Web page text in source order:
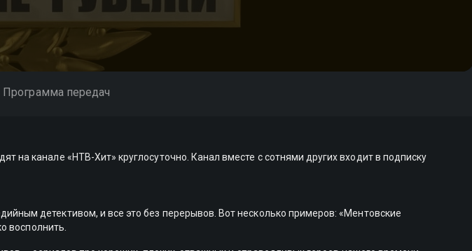
Программа передач
канале «НТВ-Хит» круглосуточно. Канал вместе с сотнями других входит в подписку
детективом, и все это без перерывов. Вот несколько примеров: «Ментовские
восполнить.